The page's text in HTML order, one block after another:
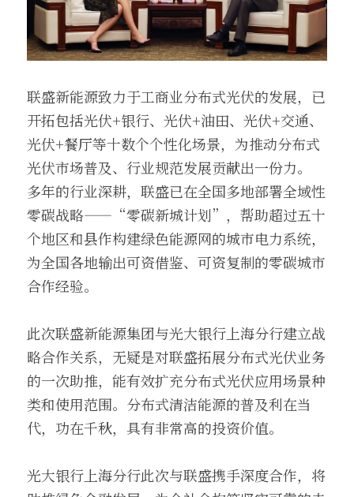
联盛新能源致力于工商业分布式光伏的发展，已
开拓包括光伏+银行、光伏+油田、光伏+交通、
光伏+餐厅等十数个个性化场景，为推动分布式
光伏市场普及、行业规范发展贡献出一份力。
多年的行业深耕，联盛已在全国多地部署全域性
零碳战略——“零碳新城计划”，帮助超过五十
个地区和县作构建绿色能源网的城市电力系统，
为全国各地输出可资借鉴、可资复制的零碳城市
合作经验。
此次联盛新能源集团与光大银行上海分行建立战
略合作关系，无疑是对联盛拓展分布式光伏业务
的一次助推，能有效扩充分布式光伏应用场景种
类和使用范围。分布式清洁能源的普及利在当
代，功在千秋，具有非常高的投资价值。
光大银行上海分行此次与联盛携手深度合作，将